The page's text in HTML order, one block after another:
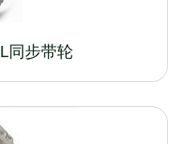
同步带轮